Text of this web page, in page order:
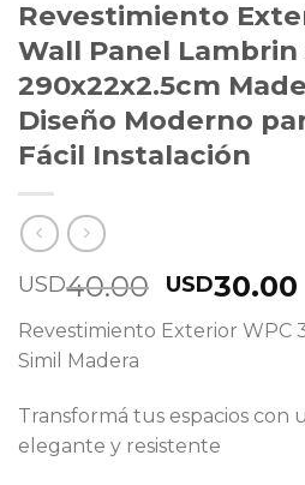
Revestimiento
Wall Panel Lambrin
290x22x2.5cm
Diseño Moderno
Fácil Instalación
USD40.00 USD30.00
Revestimiento Exterior WPC
Simil Madera
Transformá tus espacios con
elegante y resistente